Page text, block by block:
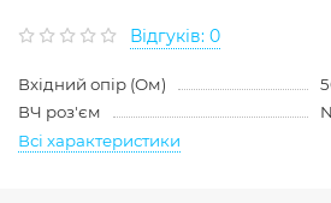
Відгуків: 0
Вхідний опір (Ом)
ВЧ роз'єм
Всі характеристики